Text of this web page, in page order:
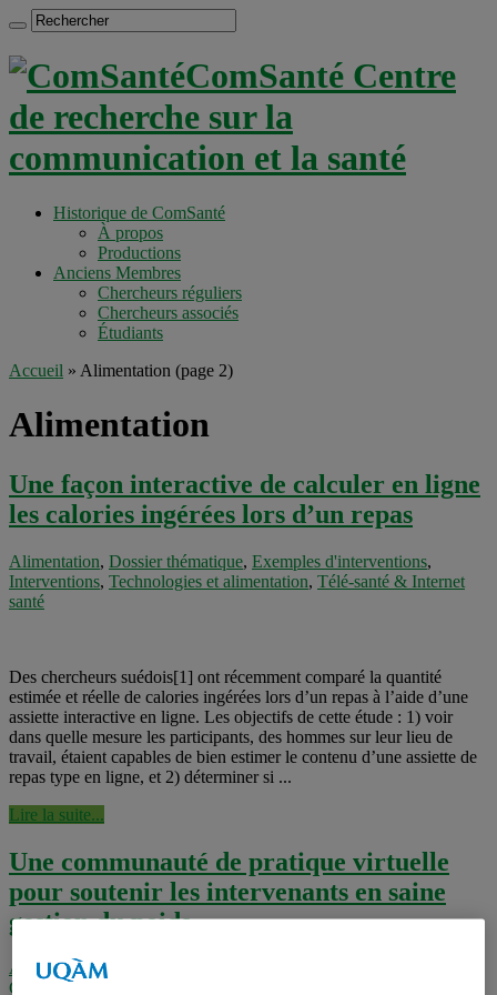
ComSanté Centre
de recherche sur la
communication et la santé
Historique de ComSanté
À propos
Productions
Anciens Membres
Chercheurs réguliers
Chercheurs associés
Étudiants
Accueil » Alimentation (page 2)
Alimentation
Une façon interactive de calculer en ligne
les calories ingérées lors d’un repas
Alimentation, Dossier thématique, Exemples d'interventions,
Interventions, Technologies et alimentation, Télé-santé & Internet
santé
Des chercheurs suédois[1] ont récemment comparé la quantité
estimée et réelle de calories ingérées lors d’un repas à l’aide d’une
assiette interactive en ligne. Les objectifs de cette étude : 1) voir
dans quelle mesure les participants, des hommes sur leur lieu de
travail, étaient capables de bien estimer le contenu d’une assiette de
repas type en ligne, et 2) déterminer si ...
Lire la suite...
Une communauté de pratique virtuelle
pour soutenir les intervenants en saine
gestion du poids
Acfas 2012,Alimentation
Colloques